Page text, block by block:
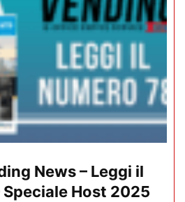
News – Leggi il
Speciale Host 2025